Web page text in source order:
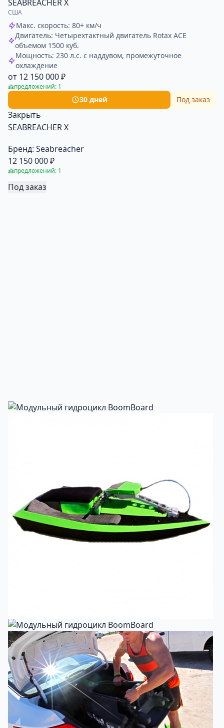
SEABREACHER X
США
Макс. скорость: 80+ км/ч
Двигатель: Четырехтактный двигатель Rotax ACE
объемом 1500 куб.
Мощность: 230 л.с. с наддувом, промежуточное
охлаждение
от 12 150 000 ₽
предложений: 1
30 дней Под заказ
Закрыть
SEABREACHER X
Бренд: Seabreacher
12 150 000 ₽
предложений: 1
Под заказ